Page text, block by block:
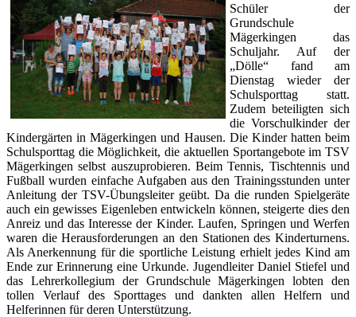
Schüler der
Grundschule
Mägerkingen das
Schuljahr. Auf der
„Dölle“ fand am
Dienstag wieder der
Schulsporttag statt.
Zudem beteiligten sich
die Vorschulkinder der
Kindergärten in Mägerkingen und Hausen. Die Kinder hatten beim
Schulsporttag die Möglichkeit, die aktuellen Sportangebote im TSV
Mägerkingen selbst auszuprobieren. Beim Tennis, Tischtennis und
Fußball wurden einfache Aufgaben aus den Trainingsstunden unter
Anleitung der TSV-Übungsleiter geübt. Da die runden Spielgeräte
auch ein gewisses Eigenleben entwickeln können, steigerte dies den
Anreiz und das Interesse der Kinder. Laufen, Springen und Werfen
waren die Herausforderungen an den Stationen des Kinderturnens.
Als Anerkennung für die sportliche Leistung erhielt jedes Kind am
Ende zur Erinnerung eine Urkunde. Jugendleiter Daniel Stiefel und
das Lehrerkollegium der Grundschule Mägerkingen lobten den
tollen Verlauf des Sporttages und dankten allen Helfern und
Helferinnen für deren Unterstützung.